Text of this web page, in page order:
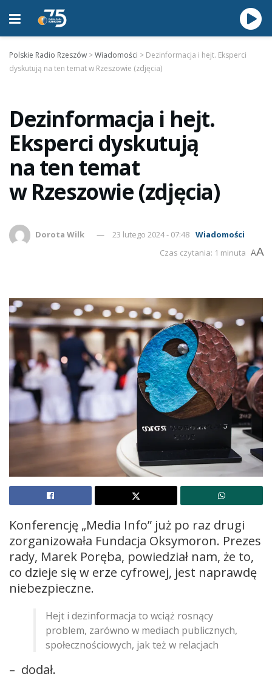
Polskie Radio Rzeszów >Wiadomości > Dezinformacja i hejt. Eksperci
dyskutują na ten temat w Rzeszowie (zdjęcia)
Dezinformacja i hejt.
Eksperci dyskutują
na ten temat
w Rzeszowie (zdjęcia)
Dorota Wilk 23 lutego 2024 - 07:48 Wiadomości
Czas czytania: 1 minuta AA
Konferencję „Media Info” już po raz drugi
zorganizowała Fundacja Oksymoron. Prezes
rady, Marek Poręba, powiedział nam, że to,
co dzieje się w erze cyfrowej, jest naprawdę
niebezpieczne.
Hejt i dezinformacja to wciąż rosnący
problem, zarówno w mediach publicznych,
społecznościowych, jak też w relacjach
– dodał.